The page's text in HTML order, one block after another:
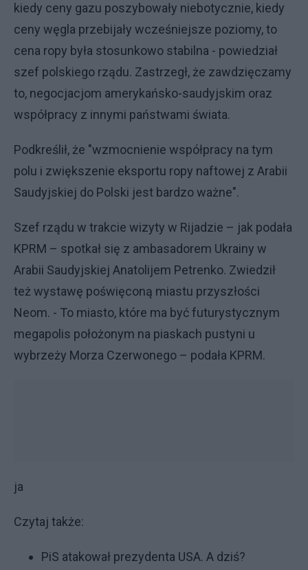
kiedy ceny gazu poszybowały niebotycznie, kiedy
ceny węgla przebijały wcześniejsze poziomy, to
cena ropy była stosunkowo stabilna - powiedział
szef polskiego rządu. Zastrzegł, że zawdzięczamy
to, negocjacjom amerykańsko-saudyjskim oraz
współpracy z innymi państwami świata.
Podkreślił, że "wzmocnienie współpracy na tym
polu i zwiększenie eksportu ropy naftowej z Arabii
Saudyjskiej do Polski jest bardzo ważne".
Szef rządu w trakcie wizyty w Rijadzie – jak podała
KPRM – spotkał się z ambasadorem Ukrainy w
Arabii Saudyjskiej Anatolijem Petrenko. Zwiedził
też wystawę poświęconą miastu przyszłości
Neom. - To miasto, które ma być futurystycznym
megapolis położonym na piaskach pustyni u
wybrzeży Morza Czerwonego – podała KPRM.
ja
Czytaj także:
PiS atakował prezydenta USA. A dziś?